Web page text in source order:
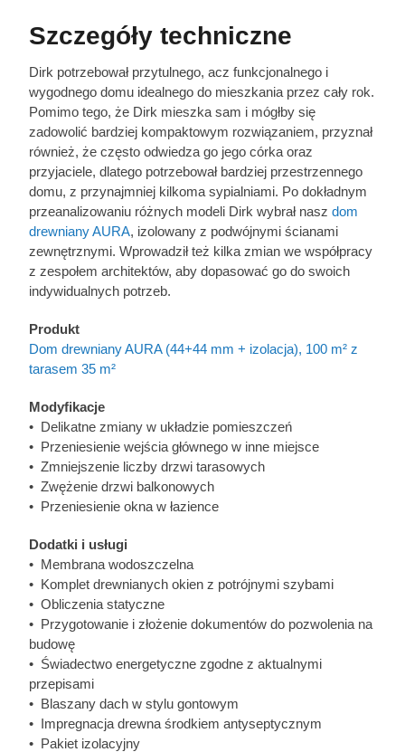
Szczegóły techniczne
Dirk potrzebował przytulnego, acz funkcjonalnego i
wygodnego domu idealnego do mieszkania przez cały rok.
Pomimo tego, że Dirk mieszka sam i mógłby się
zadowolić bardziej kompaktowym rozwiązaniem, przyznał
również, że często odwiedza go jego córka oraz
przyjaciele, dlatego potrzebował bardziej przestrzennego
domu, z przynajmniej kilkoma sypialniami. Po dokładnym
przeanalizowaniu różnych modeli Dirk wybrał nasz dom
drewniany AURA, izolowany z podwójnymi ścianami
zewnętrznymi. Wprowadził też kilka zmian we współpracy
z zespołem architektów, aby dopasować go do swoich
indywidualnych potrzeb.
Produkt
Dom drewniany AURA (44+44 mm + izolacja), 100 m² z
tarasem 35 m²
Modyfikacje
• Delikatne zmiany w układzie pomieszczeń
• Przeniesienie wejścia głównego w inne miejsce
• Zmniejszenie liczby drzwi tarasowych
• Zwężenie drzwi balkonowych
• Przeniesienie okna w łazience
Dodatki i usługi
• Membrana wodoszczelna
• Komplet drewnianych okien z potrójnymi szybami
• Obliczenia statyczne
• Przygotowanie i złożenie dokumentów do pozwolenia na
budowę
• Świadectwo energetyczne zgodne z aktualnymi
przepisami
• Blaszany dach w stylu gontowym
• Impregnacja drewna środkiem antyseptycznym
• Pakiet izolacyjny